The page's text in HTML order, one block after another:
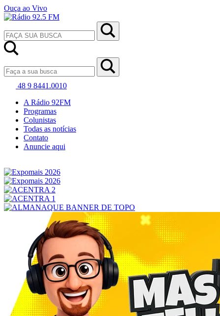
Ouça ao Vivo
48 9 8441.0010
A Rádio 92FM
Programas
Colunistas
Todas as notícias
Contato
Anuncie aqui